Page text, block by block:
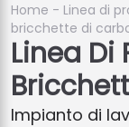
Home - Linea di
bricchette di
Linea Di
Impianto di